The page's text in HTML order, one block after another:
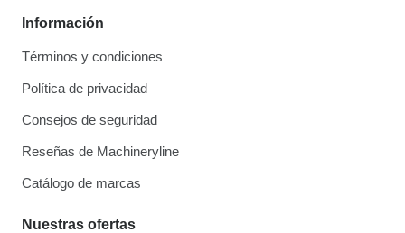
Información
Términos y condiciones
Política de privacidad
Consejos de seguridad
Reseñas de Machineryline
Catálogo de marcas
Nuestras ofertas